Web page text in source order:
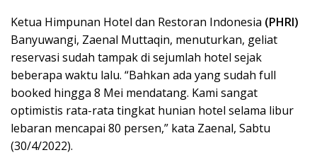
Ketua Himpunan Hotel dan Restoran Indonesia (PHRI)
Banyuwangi, Zaenal Muttaqin, menuturkan, geliat
reservasi sudah tampak di sejumlah hotel sejak
beberapa waktu lalu. “Bahkan ada yang sudah full
booked hingga 8 Mei mendatang. Kami sangat
optimistis rata-rata tingkat hunian hotel selama libur
lebaran mencapai 80 persen,” kata Zaenal, Sabtu
(30/4/2022).